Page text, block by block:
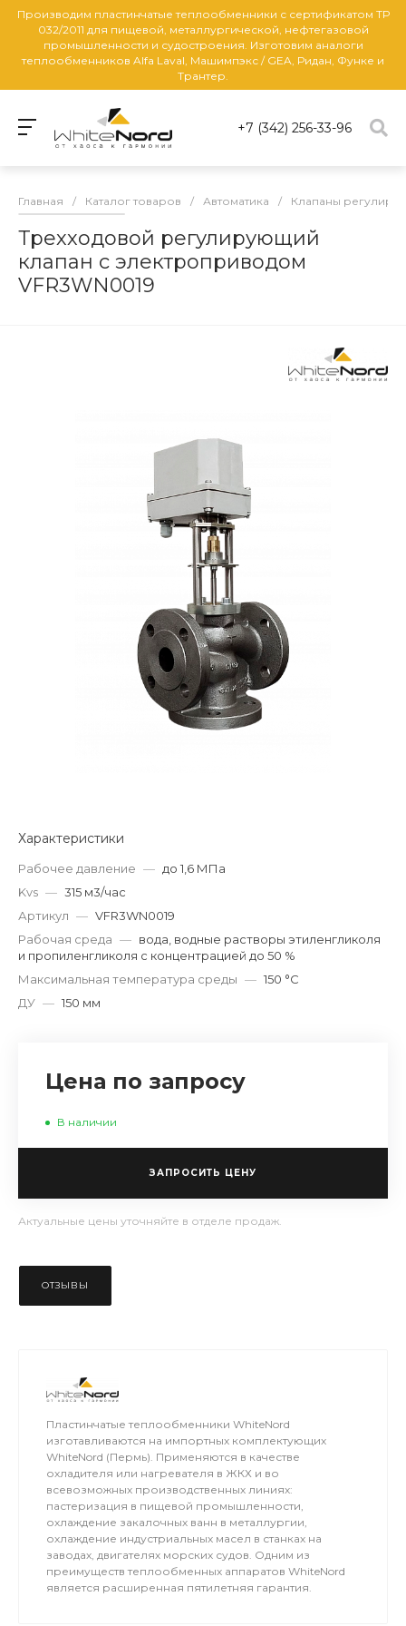
Производим пластинчатые теплообменники с сертификатом ТР
032/2011 для пищевой, металлургической, нефтегазовой
промышленности и судостроения. Изготовим аналоги
теплообменников Alfa Laval, Машимпэкс / GEA, Ридан, Функе и
Трантер.
+7 (342) 256-33-96
Главная / Каталог товаров / Автоматика / Клапаны
Трехходовой регулирующий
клапан с электроприводом
VFR3WN0019
Характеристики
Рабочее давление — до 1,6 МПа
Kvs — 315 м3/час
Артикул — VFR3WN0019
Рабочая среда — вода, водные растворы этиленгликоля
и пропиленгликоля с концентрацией до 50 %
Максимальная температура среды — 150 °С
ДУ — 150 мм
Цена по запросу
В наличии
ЗАПРОСИТЬ ЦЕНУ
Актуальные цены уточняйте в отделе продаж.
ОТЗЫВЫ
Пластинчатые теплообменники WhiteNord
изготавливаются на импортных комплектующих
WhiteNord (Пермь). Применяются в качестве
охладителя или нагревателя в ЖКХ и во
всевозможных производственных линиях:
пастеризация в пищевой промышленности,
охлаждение закалочных ванн в металлургии,
охлаждение индустриальных масел в станках на
заводах, двигателях морских судов. Одним из
преимуществ теплообменных аппаратов WhiteNord
является расширенная пятилетняя гарантия.